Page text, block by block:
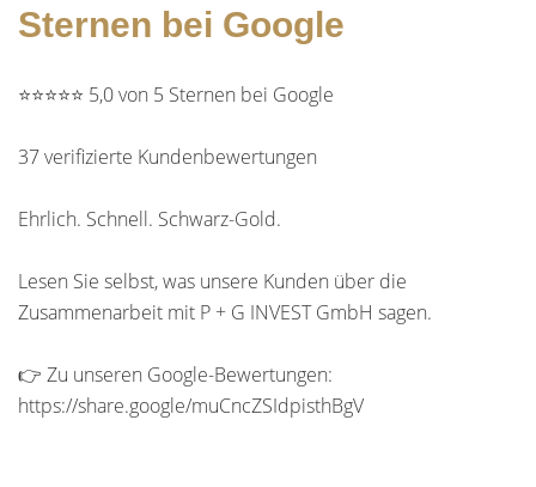
Sternen bei Google
⭐⭐⭐⭐⭐ 5,0 von 5 Sternen bei Google
37 verifizierte Kundenbewertungen
Ehrlich. Schnell. Schwarz-Gold.
Lesen Sie selbst, was unsere Kunden über die
Zusammenarbeit mit P + G INVEST GmbH sagen.
👉 Zu unseren Google-Bewertungen:
https://share.google/muCncZSIdpisthBgV